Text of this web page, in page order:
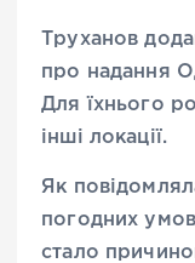
Труханов
про надання
Для їхнього
інші локації.
Як
погодних
стало